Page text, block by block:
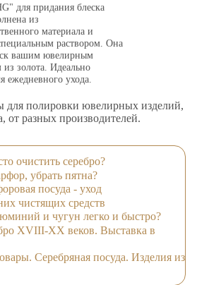
для придания блеска
из
материала и
раствором. Она
вашим ювелирным
золота. Идеально
ежедневного ухода.
все свои
даже если она
и стала очень темного
для полировки ювелирных изделий,
от разных производителей.
очистить серебро?
убрать пятна?
посуда - уход
чистящих средств
и чугун легко и быстро?
XVIII-XX веков. Выставка в
Серебряная посуда. Изделия из